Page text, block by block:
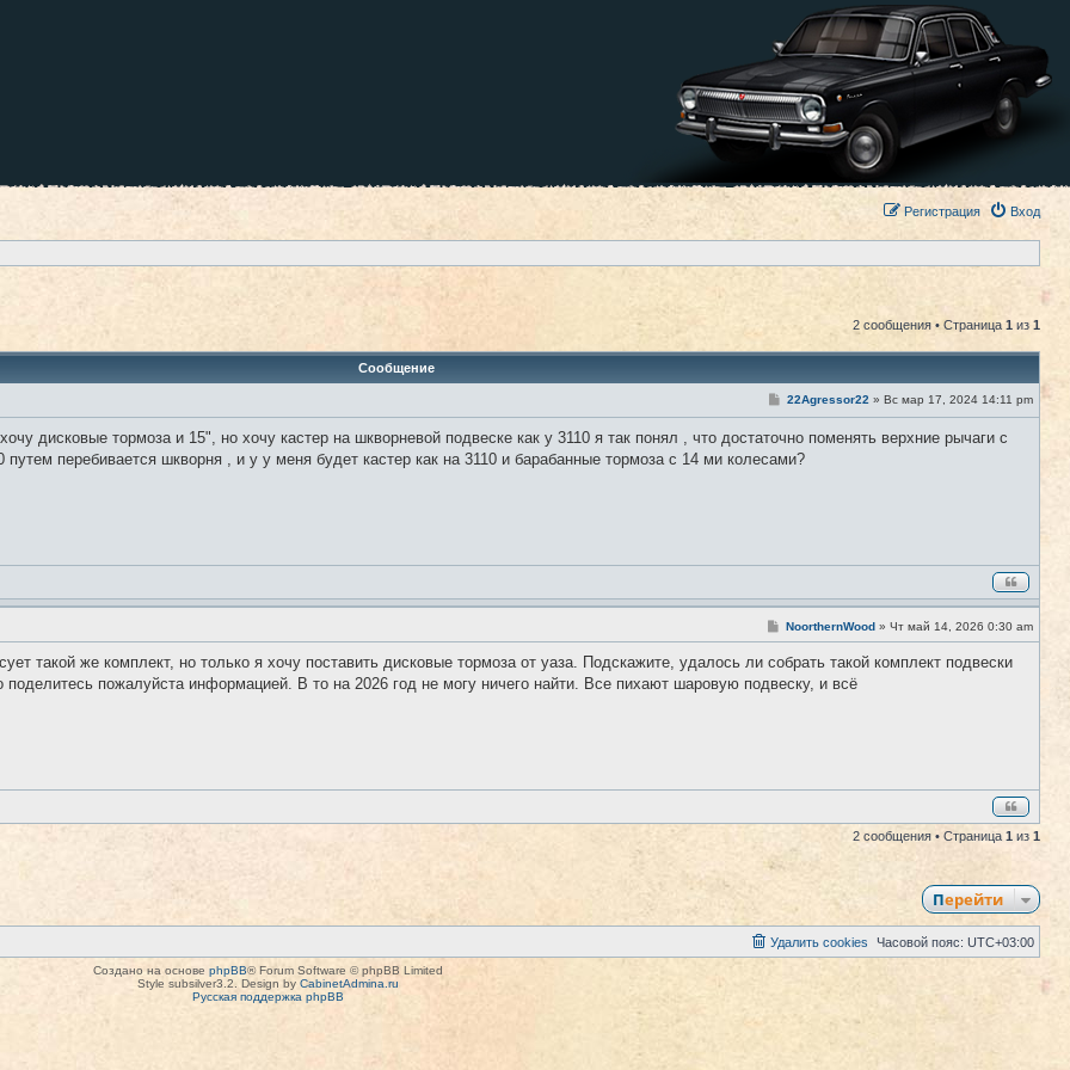
Вход
Регистрация
2 сообщения • Страница 1 из 1
Сообщение
#1
С
б
щ
22Agressor22 » Вс мар 17, 2024 14:11 pm
дисковые тормоза и 15", но хочу кастер на шкворневой подвеске как у 3110 я так понял , что достаточно поменять верхние рычаги с
путем перебивается шкворня , и у у меня будет кастер как на 3110 и барабанные тормоза с 14 ми колесами?
#2
С
о
б
щ
NoorthernWood » Чт май 14, 2026 0:30 am
такой же комплект, но только я хочу поставить дисковые тормоза от уаза. Подскажите, удалось ли собрать такой комплект подвески
пожалуйста информацией. В то на 2026 год не могу ничего найти. Все пихают шаровую подвеску, и всё
2 сообщения • Страница 1 из 1
Перейти
Часовой пояс: UTC+03:00
Удалить cookies
Создано на основе phpBB® Forum Software © phpBB Limited
Style subsilver3.2. Design by CabinetAdmina.ru
Русская поддержка phpBB